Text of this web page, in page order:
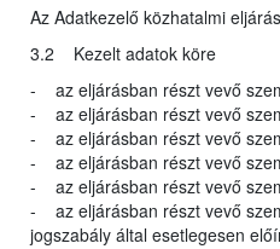
Az Adatkezelő közhatalmi
3.2 Kezelt adatok köre
- az eljárásban részt vevő
- az eljárásban részt vevő
- az eljárásban részt vevő
- az eljárásban részt vevő
- az eljárásban részt vevő
- az eljárásban részt vevő
jogszabály által esetlegesen